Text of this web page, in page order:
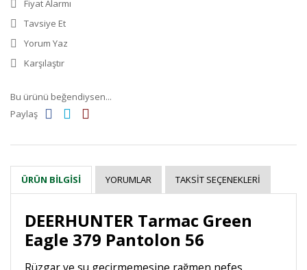
Fiyat Alarmı
Tavsiye Et
Yorum Yaz
Karşılaştır
Bu ürünü beğendiysen...
Paylaş
ÜRÜN BILGISI YORUMLAR TAKSIT SEÇENEKLERI
DEERHUNTER Tarmac Green
Eagle 379 Pantolon 56